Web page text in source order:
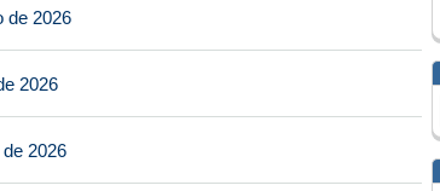
de 2026
2026
2026